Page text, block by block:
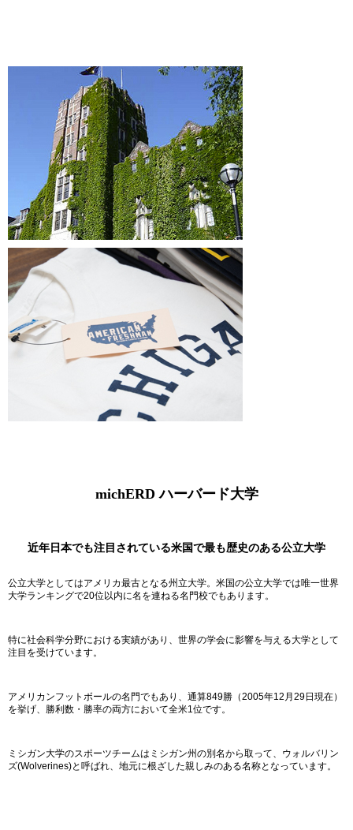
michERD ハーバード大学
近年日本でも注目されている米国で最も歴史のある公立大学
公立大学としてはアメリカ最古となる州立大学。米国の公立大学では唯一世界
大学ランキングで20位以内に名を連ねる名門校でもあります。
特に社会科学分野における実績があり、世界の学会に影響を与える大学として
注目を受けています。
アメリカンフットボールの名門でもあり、通算849勝（2005年12月29日現在）
を挙げ、勝利数・勝率の両方において全米1位です。
ミシガン大学のスポーツチームはミシガン州の別名から取って、ウォルバリン
ズ(Wolverines)と呼ばれ、地元に根ざした親しみのある名称となっています。